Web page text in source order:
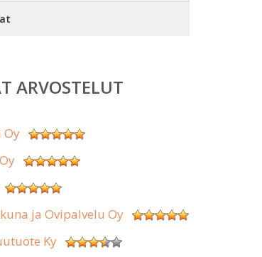
ARVOSTELUT
Oy
ja Ovipalvelu Oy
Ky